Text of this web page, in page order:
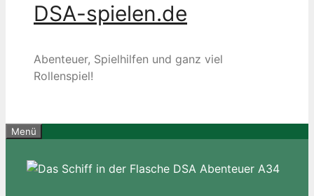
DSA-spielen.de
Abenteuer, Spielhilfen und ganz viel
Rollenspiel!
Menü